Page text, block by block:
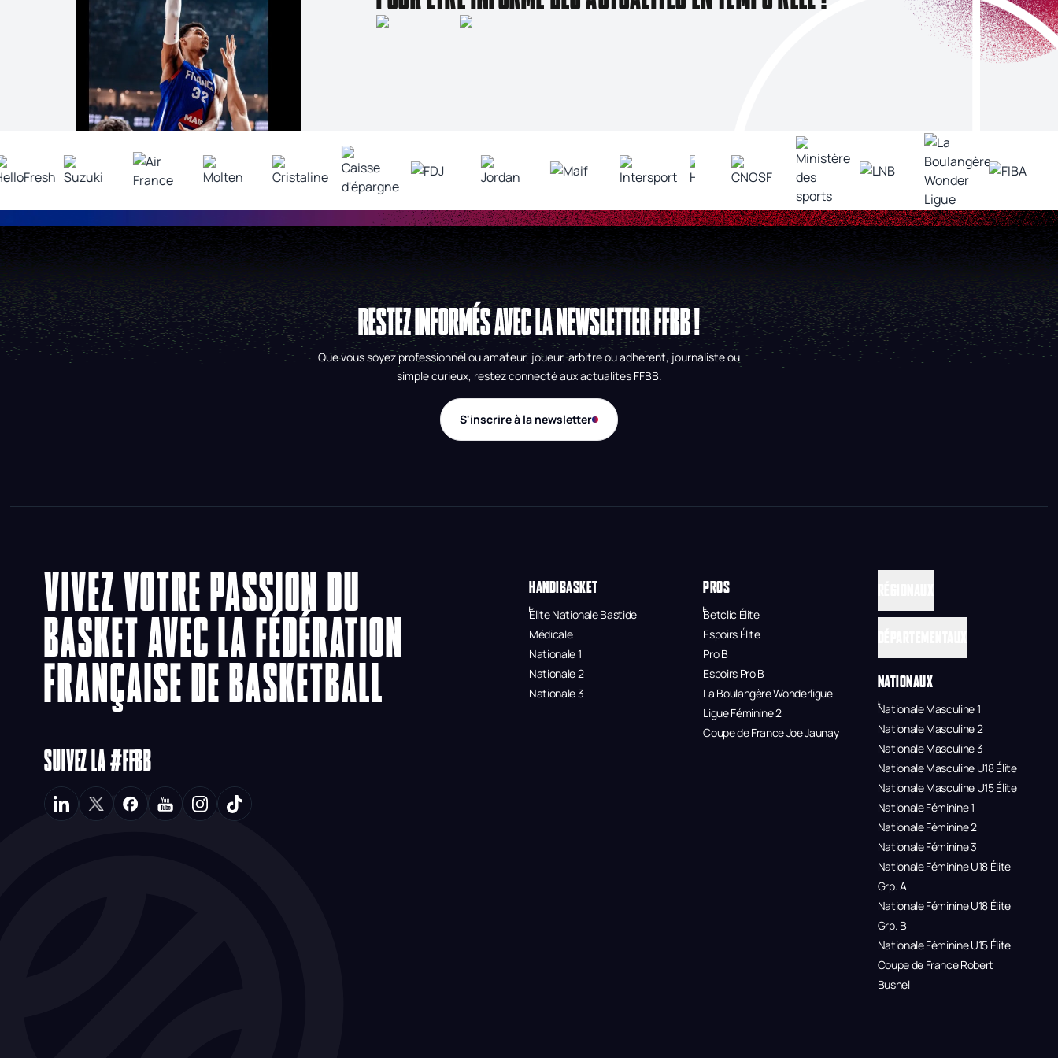
RESTEZ INFORMÉS AVEC LA NEWSLETTER FFBB !
Que vous soyez professionnel ou amateur, joueur, arbitre ou adhérent, journaliste ou
simple curieux, restez connecté aux actualités FFBB.
S'inscrire à la newsletter
VIVEZ VOTRE PASSION DU
BASKET AVEC LA FÉDÉRATION
FRANÇAISE DE BASKETBALL
SUIVEZ LA #FFBB
HANDIBASKET
Élite Nationale Bastide
Médicale
Nationale 1
Nationale 2
Nationale 3
PROS
Betclic Élite
Espoirs Élite
Pro B
Espoirs Pro B
La Boulangère Wonderligue
Ligue Féminine 2
Coupe de France Joe Jaunay
NATIONAUX
Nationale Masculine 1
Nationale Masculine 2
Nationale Masculine 3
Nationale Masculine U18 Élite
Nationale Masculine U15 Élite
Nationale Féminine 1
Nationale Féminine 2
Nationale Féminine 3
Nationale Féminine U18 Élite
Grp. A
Nationale Féminine U18 Élite
Grp. B
Nationale Féminine U15 Élite
Coupe de France Robert
Busnel